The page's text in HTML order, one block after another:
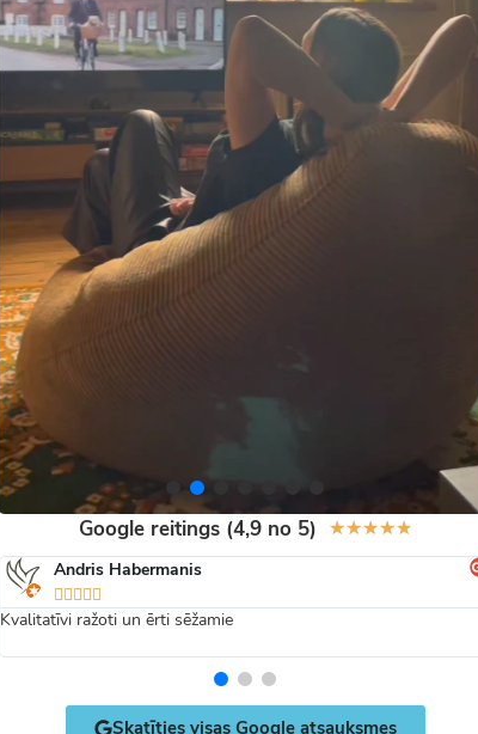
Google reitings (4,9 no 5) ★★★★★
Andris Habermanis

Kvalitatīvi ražoti un ērti sēžamie
Skatīties visas Google atsauksmes